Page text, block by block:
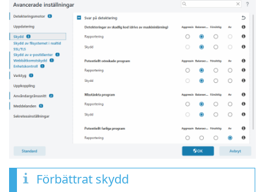
Förbättrat skydd